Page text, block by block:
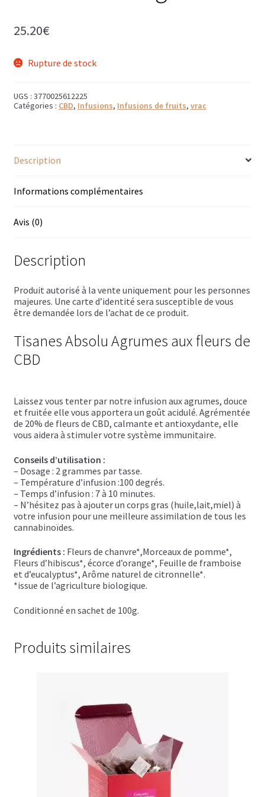
Diffuseurs de parfum
Salle de bain
Savons solides et liquides
Trousses de toilette
Boissons alcoolisées
Coffrets boissons alcoolisées
Rhums arrangés
Vodkas
Boutique du Grenier de Marie et Anaïs
Cafés aromatisés
Calendriers de l’Avent
Chutneys, confits et crèmes
Coffrets à offrir
Coffrets de gourmandises sucrées
Coffrets chocolatés
Thés, cafés et infusions à offrir
25.20€
Rupture de stock
UGS : 3770025612225
Catégories : CBD, Infusions, Infusions de fruits, vrac
Description
Informations complémentaires
Avis (0)
Description
Produit autorisé à la vente uniquement pour les personnes
majeures. Une carte d’identité sera susceptible de vous
être demandée lors de l’achat de ce produit.
Tisanes Absolu Agrumes aux fleurs de
CBD
Laissez vous tenter par notre infusion aux agrumes, douce
et fruitée elle vous apportera un goût acidulé. Agrémentée
de 20% de fleurs de CBD, calmante et antioxydante, elle
vous aidera à stimuler votre système immunitaire.
Conseils d’utilisation :
– Dosage : 2 grammes par tasse.
– Température d’infusion :100 degrés.
– Temps d’infusion : 7 à 10 minutes.
– N’hésitez pas à ajouter un corps gras (huile,lait,miel) à
votre infusion pour une meilleure assimilation de tous les
cannabinoïdes.
Ingrédients : Fleurs de chanvre*,Morceaux de pomme*,
Fleurs d’hibiscus*, écorce d’orange*, Feuille de framboise
et d’eucalyptus*, Arôme naturel de citronnelle*.
*issue de l’agriculture biologique.
Conditionné en sachet de 100g.
Produits similaires